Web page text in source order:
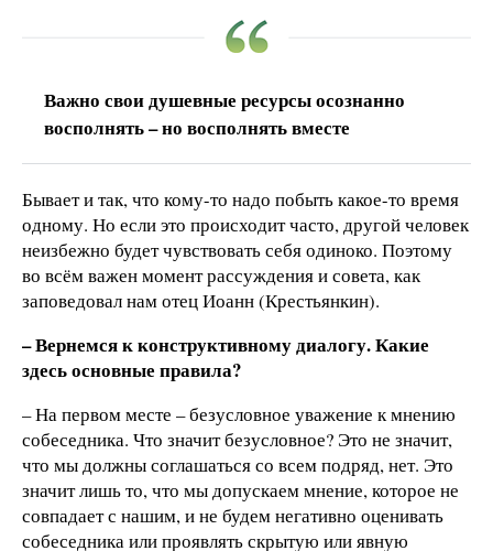
Важно свои душевные ресурсы осознанно
восполнять – но восполнять вместе
Бывает и так, что кому-то надо побыть какое-то время
одному. Но если это происходит часто, другой человек
неизбежно будет чувствовать себя одиноко. Поэтому
во всём важен момент рассуждения и совета, как
заповедовал нам отец Иоанн (Крестьянкин).
– Вернемся к конструктивному диалогу. Какие
здесь основные правила?
– На первом месте – безусловное уважение к мнению
собеседника. Что значит безусловное? Это не значит,
что мы должны соглашаться со всем подряд, нет. Это
значит лишь то, что мы допускаем мнение, которое не
совпадает с нашим, и не будем негативно оценивать
собеседника или проявлять скрытую или явную